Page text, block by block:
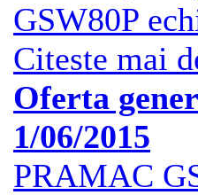
GSW80P
Citeste mai
Oferta
1/06/2015
PRAMAC